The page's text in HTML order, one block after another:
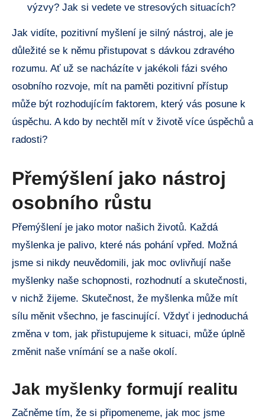
výzvy? Jak si vedete ve stresových situacích?
Jak vidíte, pozitivní myšlení je silný nástroj, ale je
důležité se k němu přistupovat s dávkou zdravého
rozumu. Ať už se nacházíte v jakékoli fázi svého
osobního rozvoje, mít na paměti pozitivní přístup
může být rozhodujícím faktorem, který vás posune k
úspěchu. A kdo by nechtěl mít v životě více úspěchů a
radosti?
Přemýšlení jako nástroj
osobního růstu
Přemýšlení je jako motor našich životů. Každá
myšlenka je palivo, které nás pohání vpřed. Možná
jsme si nikdy neuvědomili, jak moc ovlivňují naše
myšlenky naše schopnosti, rozhodnutí a skutečnosti,
v nichž žijeme. Skutečnost, že myšlenka může mít
sílu měnit všechno, je fascinující. Vždyť i jednoduchá
změna v tom, jak přistupujeme k situaci, může úplně
změnit naše vnímání se a naše okolí.
Jak myšlenky formují realitu
Začněme tím, že si připomeneme, jak moc jsme